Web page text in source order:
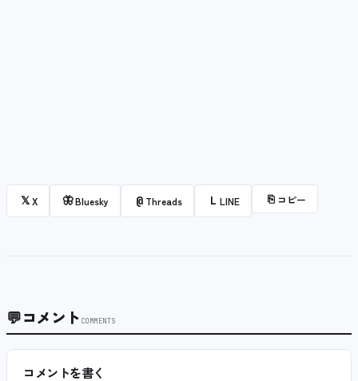
𝕏X 🦋Bluesky @ Threads L LINE ⎘ コピー
💬コメント COMMENTS
コメントを書く